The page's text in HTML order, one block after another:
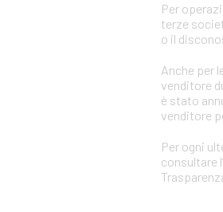
Per
terze
o il
Anche per
venditore
è stato
venditore
Per ogni
consultare